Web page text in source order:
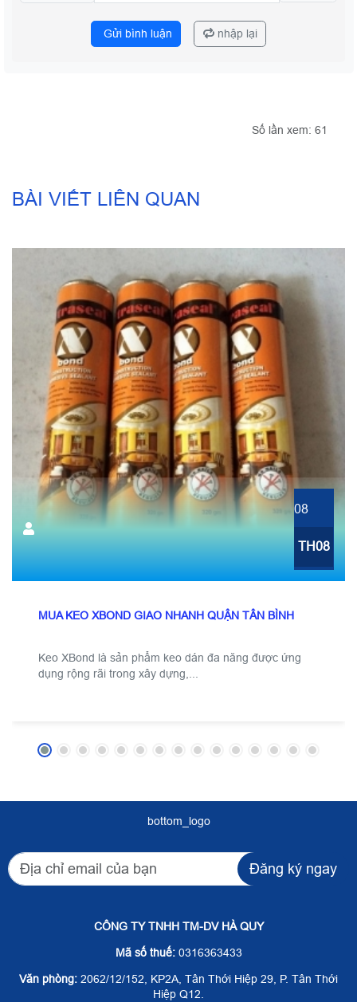
Gửi bình luận nhập lại
Số lần xem: 61
BÀI VIẾT LIÊN QUAN
08
TH08
MUA KEO XBOND GIAO NHANH QUẬN TÂN BÌNH
Keo XBond là sản phẩm keo dán đa năng được ứng
dụng rộng rãi trong xây dựng,...
bottom_logo
Đăng ký ngay
CÔNG TY TNHH TM-DV HÀ QUY
Mã số thuế:0316363433
Văn phòng: 2062/12/152, KP2A, Tân Thới Hiệp 29, P. Tân Thới
Hiệp Q12.